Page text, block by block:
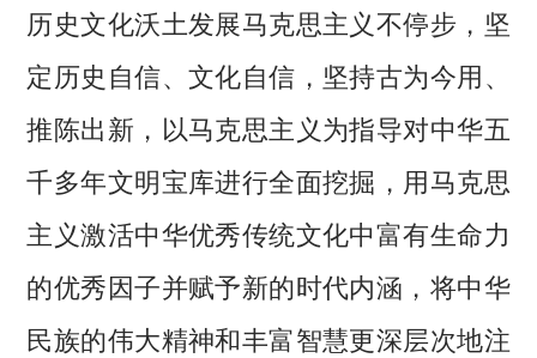
历史文化沃土发展马克思主义不停步，坚
定历史自信、文化自信，坚持古为今用、
推陈出新，以马克思主义为指导对中华五
千多年文明宝库进行全面挖掘，用马克思
主义激活中华优秀传统文化中富有生命力
的优秀因子并赋予新的时代内涵，将中华
民族的伟大精神和丰富智慧更深层次地注